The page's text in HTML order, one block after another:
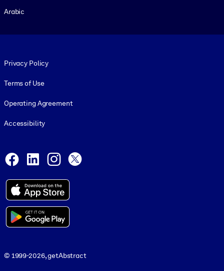
Arabic
Privacy Policy
Terms of Use
Operating Agreement
Accessibility
Facebook
LinkedInInstagram
© 1999-2026, getAbstract